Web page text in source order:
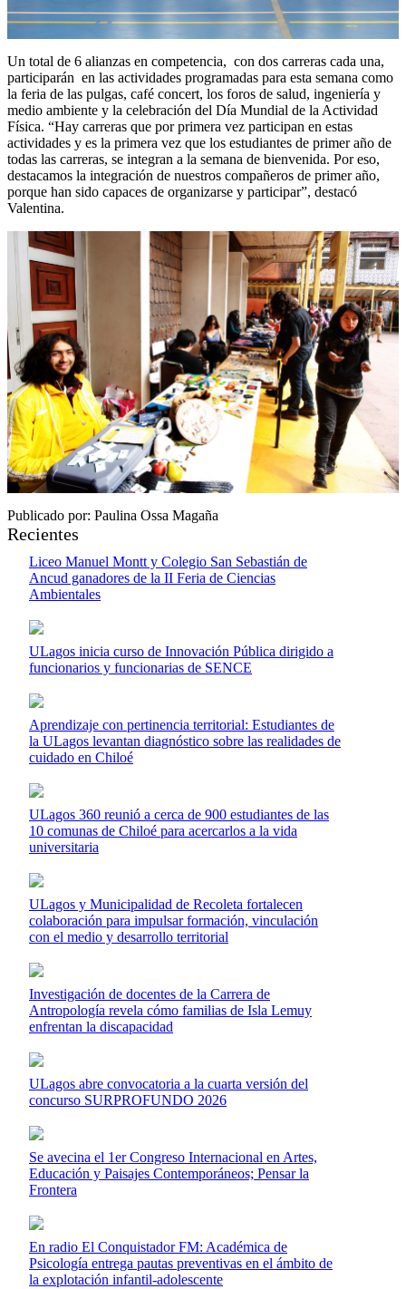
Un total de 6 alianzas en competencia, con dos carreras cada una,
participarán en las actividades programadas para esta semana como
la feria de las pulgas, café concert, los foros de salud, ingeniería y
medio ambiente y la celebración del Día Mundial de la Actividad
Física. “Hay carreras que por primera vez participan en estas
actividades y es la primera vez que los estudiantes de primer año de
todas las carreras, se integran a la semana de bienvenida. Por eso,
destacamos la integración de nuestros compañeros de primer año,
porque han sido capaces de organizarse y participar”, destacó
Valentina.
Publicado por: Paulina Ossa Magaña
Recientes
Liceo Manuel Montt y Colegio San Sebastián de
Ancud ganadores de la II Feria de Ciencias
Ambientales
ULagos inicia curso de Innovación Pública dirigido a
funcionarios y funcionarias de SENCE
Aprendizaje con pertinencia territorial: Estudiantes de
la ULagos levantan diagnóstico sobre las realidades de
cuidado en Chiloé
ULagos 360 reunió a cerca de 900 estudiantes de las
10 comunas de Chiloé para acercarlos a la vida
universitaria
ULagos y Municipalidad de Recoleta fortalecen
colaboración para impulsar formación, vinculación
con el medio y desarrollo territorial
Investigación de docentes de la Carrera de
Antropología revela cómo familias de Isla Lemuy
enfrentan la discapacidad
ULagos abre convocatoria a la cuarta versión del
concurso SURPROFUNDO 2026
Se avecina el 1er Congreso Internacional en Artes,
Educación y Paisajes Contemporáneos; Pensar la
Frontera
En radio El Conquistador FM: Académica de
Psicología entrega pautas preventivas en el ámbito de
la explotación infantil-adolescente